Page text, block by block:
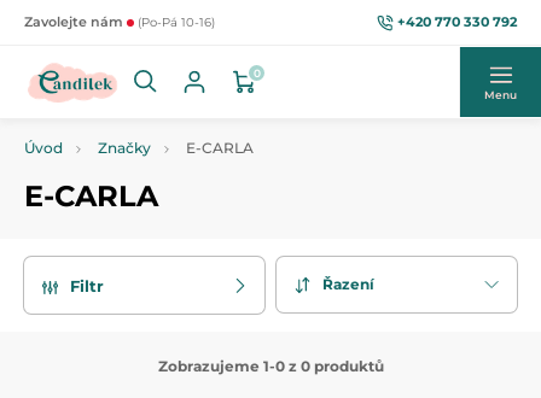
Zavolejte nám (Po-Pá 10-16) +420 770 330 792
0
Menu
Úvod Značky E-CARLA
E-CARLA
Filtr Řazení
Zobrazujeme 1-0 z 0 produktů